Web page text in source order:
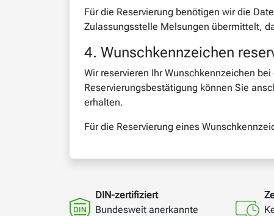
Für die Reservierung benötigen wir die
Zulassungsstelle Melsungen übermittelt,
4. Wunschkennzeichen
Wir reservieren Ihr Wunschkennzeichen
Reservierungsbestätigung können Sie
erhalten.
Für die Reservierung eines
DIN-zertifiziert
Bundesweit anerkannte